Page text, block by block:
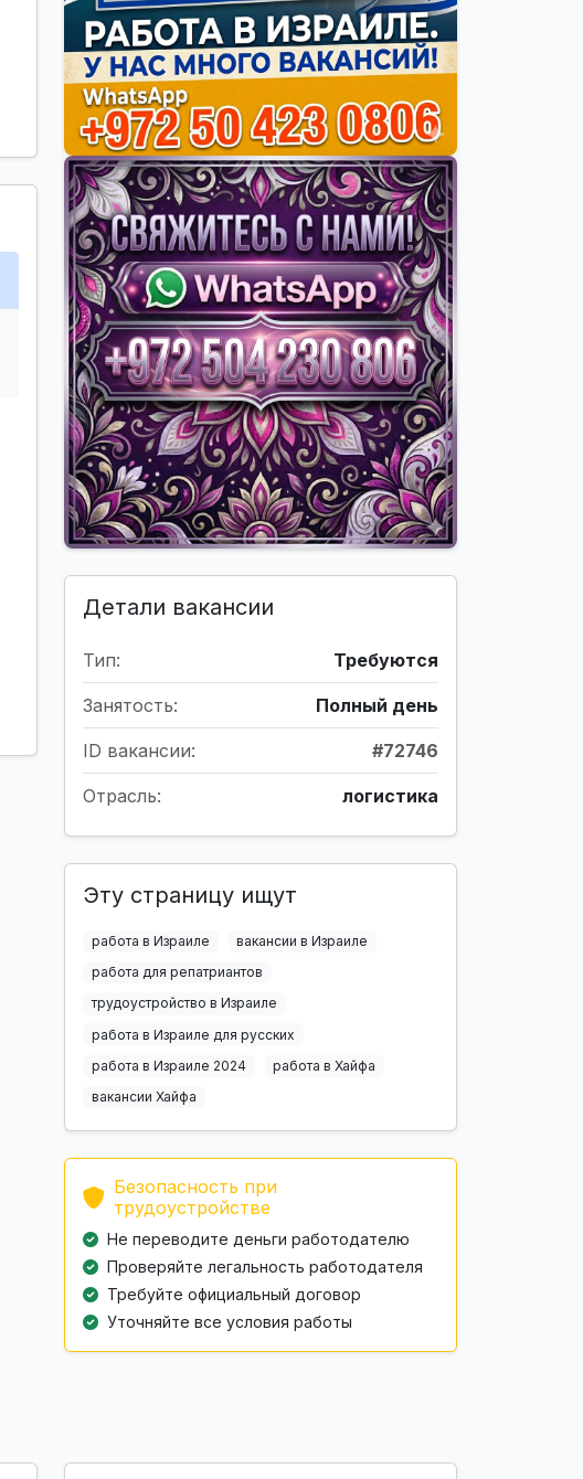
Детали вакансии
Тип: Требуются
Занятость: Полный день
ID вакансии: #72746
Отрасль: логистика
Эту страницу ищут
работа в Израиле
вакансии в Израиле
работа для репатриантов
трудоустройство в Израиле
работа в Израиле для русских
работа в Израиле 2024
работа в Хайфа
вакансии Хайфа
Безопасность при
трудоустройстве
Не переводите деньги работодателю
Проверяйте легальность работодателя
Требуйте официальный договор
Уточняйте все условия работы